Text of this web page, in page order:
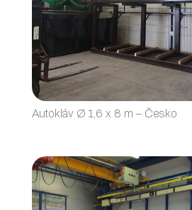
Autokláv Ø 1,6 x 8 m – Česko